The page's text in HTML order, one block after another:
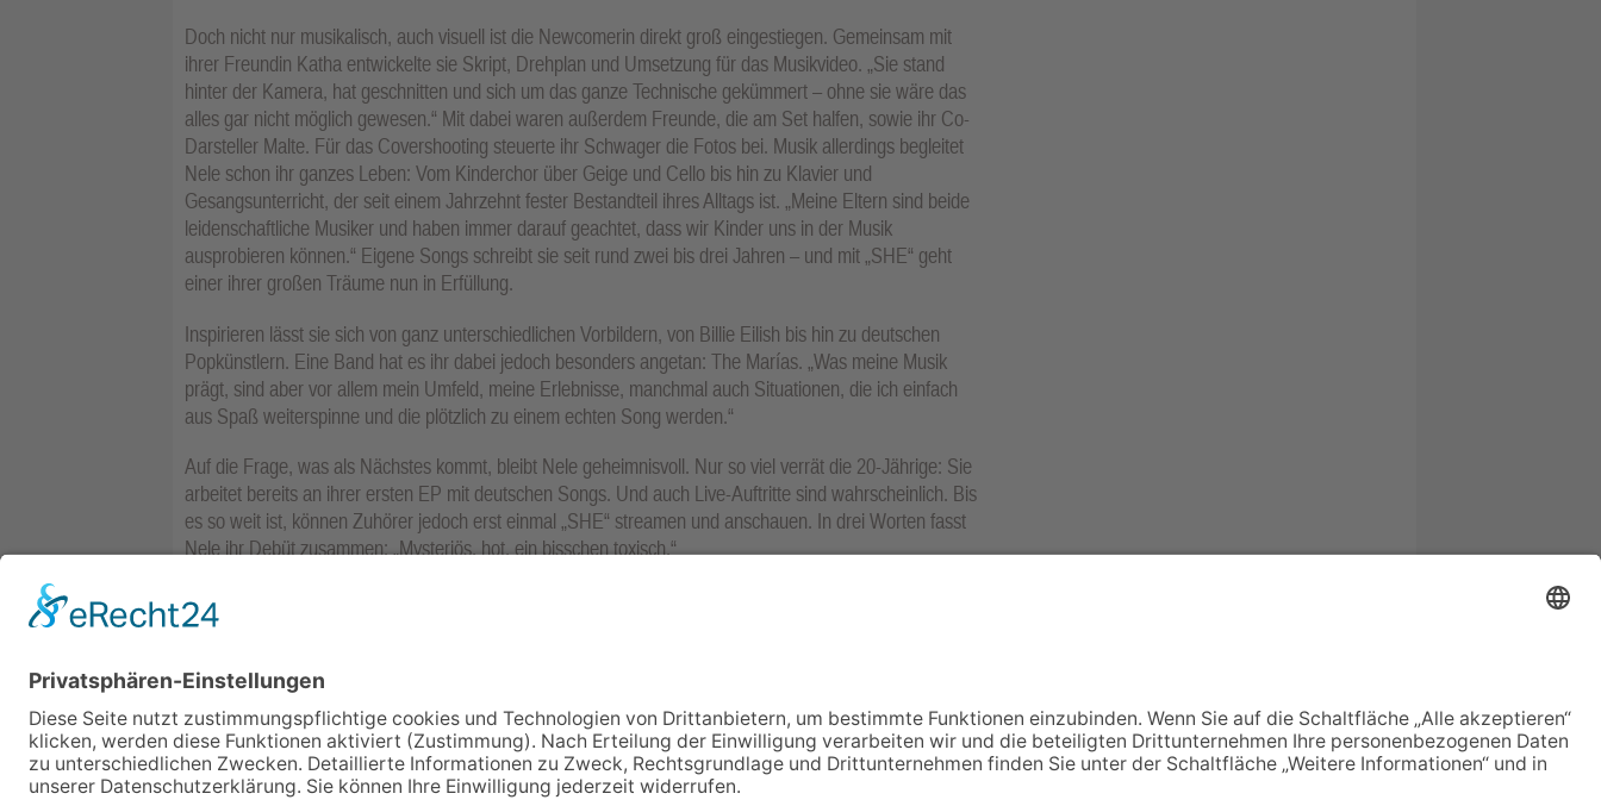
Doch nicht nur musikalisch, auch visuell ist die Newcomerin direkt groß eingestiegen. Gemeinsam mit
ihrer Freundin Katha entwickelte sie Skript, Drehplan und Umsetzung für das Musikvideo. „Sie stand
hinter der Kamera, hat geschnitten und sich um das ganze Technische gekümmert – ohne sie wäre das
alles gar nicht möglich gewesen.“ Mit dabei waren außerdem Freunde, die am Set halfen, sowie ihr Co-
Darsteller Malte. Für das Covershooting steuerte ihr Schwager die Fotos bei. Musik allerdings begleitet
Nele schon ihr ganzes Leben: Vom Kinderchor über Geige und Cello bis hin zu Klavier und
Gesangsunterricht, der seit einem Jahrzehnt fester Bestandteil ihres Alltags ist. „Meine Eltern sind beide
leidenschaftliche Musiker und haben immer darauf geachtet, dass wir Kinder uns in der Musik
ausprobieren können.“ Eigene Songs schreibt sie seit rund zwei bis drei Jahren – und mit „SHE“ geht
einer ihrer großen Träume nun in Erfüllung.
Inspirieren lässt sie sich von ganz unterschiedlichen Vorbildern, von Billie Eilish bis hin zu deutschen
Popkünstlern. Eine Band hat es ihr dabei jedoch besonders angetan: The Marías. „Was meine Musik
prägt, sind aber vor allem mein Umfeld, meine Erlebnisse, manchmal auch Situationen, die ich einfach
aus Spaß weiterspinne und die plötzlich zu einem echten Song werden.“
Auf die Frage, was als Nächstes kommt, bleibt Nele geheimnisvoll. Nur so viel verrät die 20-Jährige: Sie
arbeitet bereits an ihrer ersten EP mit deutschen Songs. Und auch Live-Auftritte sind wahrscheinlich. Bis
es so weit ist, können Zuhörer jedoch erst einmal „SHE“ streamen und anschauen. In drei Worten fasst
Nele ihr Debüt zusammen: „Mysteriös, hot, ein bisschen toxisch.“
Nele Cramer von Laue veröffentlicht ihren ersten Song „SHE“ unter dem Künstlernamen „NeLA“.Foto:
Ernst Golla
NACH OBEN
Impressum Datenschutz